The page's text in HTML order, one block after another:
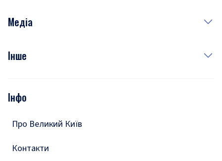
Рецепти
Медіа
Фото
Подкасти
Інше
Тести
Інфо
Про Великий Київ
Контакти